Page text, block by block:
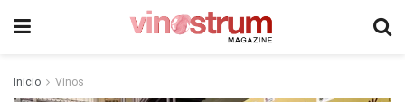
Inicio Vinos